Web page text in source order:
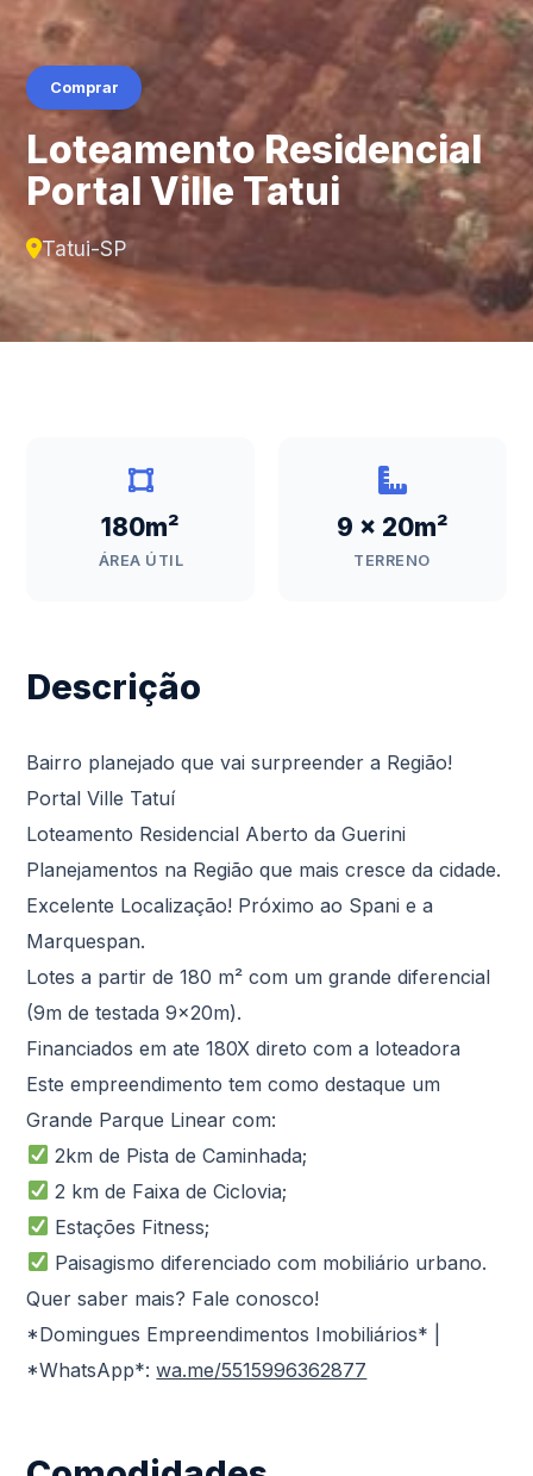
Comprar
Loteamento Residencial
Portal Ville Tatui
Tatui-SP
180m²
ÁREA ÚTIL
9 x 20m²
TERRENO
Descrição
Bairro planejado que vai surpreender a Região!
Portal Ville Tatuí
Loteamento Residencial Aberto da Guerini
Planejamentos na Região que mais cresce da cidade.
Excelente Localização! Próximo ao Spani e a
Marquespan.
Lotes a partir de 180 m² com um grande diferencial
(9m de testada 9x20m).
Financiados em ate 180X direto com a loteadora
Este empreendimento tem como destaque um
Grande Parque Linear com:
2km de Pista de Caminhada;
2 km de Faixa de Ciclovia;
Estações Fitness;
Paisagismo diferenciado com mobiliário urbano.
Quer saber mais? Fale conosco!
*Domingues Empreendimentos Imobiliários* |
*WhatsApp*:wa.me/5515996362877